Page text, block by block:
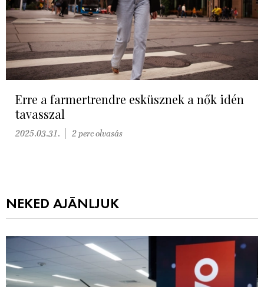
Erre a farmertrendre esküsznek a nők idén
tavasszal
2025.03.31. 2 perc olvasás
NEKED AJÁNLJUK